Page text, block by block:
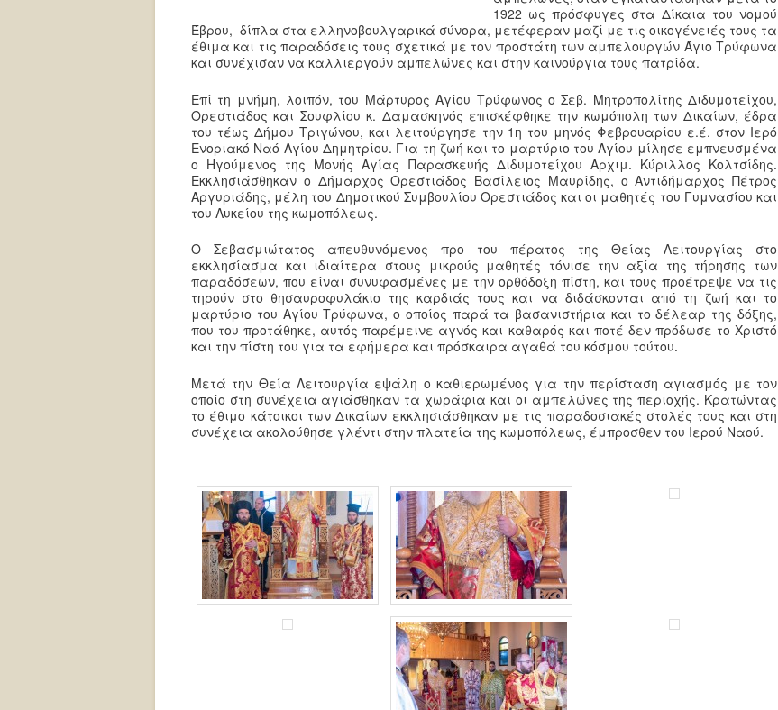
1922 ως πρόσφυγες στα Δίκαια του νομού
Έβρου, δίπλα στα ελληνοβουλγαρικά σύνορα, μετέφεραν μαζί με τις οικογένειές τους τα
έθιμα και τις παραδόσεις τους σχετικά με τον προστάτη των αμπελουργών Άγιο Τρύφωνα
και συνέχισαν να καλλιεργούν αμπελώνες και στην καινούργια τους πατρίδα.
Επί τη μνήμη, λοιπόν, του Μάρτυρος Αγίου Τρύφωνος ο Σεβ. Μητροπολίτης Διδυμοτείχου,
Ορεστιάδος και Σουφλίου κ. Δαμασκηνός επισκέφθηκε την κωμόπολη των Δικαίων, έδρα
του τέως Δήμου Τριγώνου, και λειτούργησε την 1η του μηνός Φεβρουαρίου ε.έ. στον Ιερό
Ενοριακό Ναό Αγίου Δημητρίου. Για τη ζωή και το μαρτύριο του Αγίου μίλησε εμπνευσμένα
ο Ηγούμενος της Μονής Αγίας Παρασκευής Διδυμοτείχου Αρχιμ. Κύριλλος Κολτσίδης.
Εκκλησιάσθηκαν ο Δήμαρχος Ορεστιάδος Βασίλειος Μαυρίδης, ο Αντιδήμαρχος Πέτρος
Αργυριάδης, μέλη του Δημοτικού Συμβουλίου Ορεστιάδος και οι μαθητές του Γυμνασίου και
του Λυκείου της κωμοπόλεως.
Ο Σεβασμιώτατος απευθυνόμενος προ του πέρατος της Θείας Λειτουργίας στο
εκκλησίασμα και ιδιαίτερα στους μικρούς μαθητές τόνισε την αξία της τήρησης των
παραδόσεων, που είναι συνυφασμένες με την ορθόδοξη πίστη, και τους προέτρεψε να τις
τηρούν στο θησαυροφυλάκιο της καρδιάς τους και να διδάσκονται από τη ζωή και το
μαρτύριο του Αγίου Τρύφωνα, ο οποίος παρά τα βασανιστήρια και το δέλεαρ της δόξης,
που του προτάθηκε, αυτός παρέμεινε αγνός και καθαρός και ποτέ δεν πρόδωσε το Χριστό
και την πίστη του για τα εφήμερα και πρόσκαιρα αγαθά του κόσμου τούτου.
Μετά την Θεία Λειτουργία εψάλη ο καθιερωμένος για την περίσταση αγιασμός με τον
οποίο στη συνέχεια αγιάσθηκαν τα χωράφια και οι αμπελώνες της περιοχής. Κρατώντας
το έθιμο κάτοικοι των Δικαίων εκκλησιάσθηκαν με τις παραδοσιακές στολές τους και στη
συνέχεια ακολούθησε γλέντι στην πλατεία της κωμοπόλεως, έμπροσθεν του Ιερού Ναού.